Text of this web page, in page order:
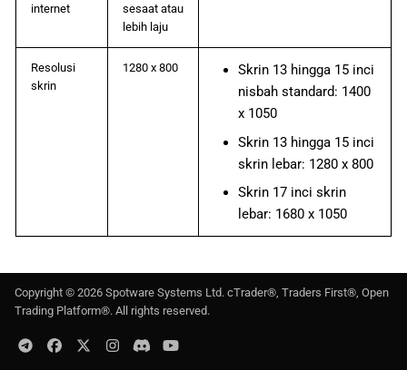
internet
sesaat atau
lebih laju
Resolusi
skrin
1280 x 800
Skrin 13 hingga 15 inci
nisbah standard: 1400
x 1050
Skrin 13 hingga 15 inci
skrin lebar: 1280 x 800
Skrin 17 inci skrin
lebar: 1680 x 1050
Copyright © 2026 Spotware Systems Ltd. cTrader®, Traders First®, Open
Trading Platform®. All rights reserved.